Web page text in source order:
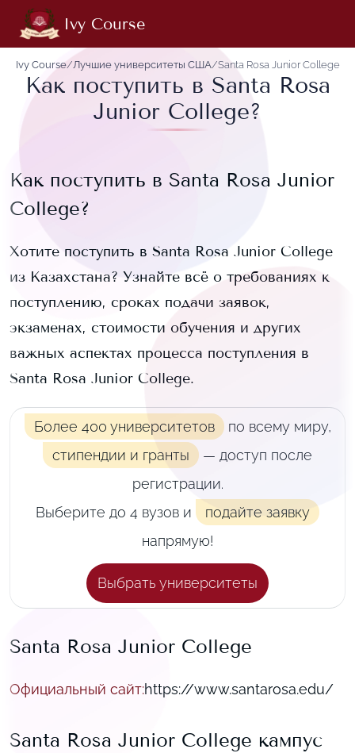
Ivy Course
Ivy Course/Лучшие университеты США/Santa Rosa Junior College
Как поступить в Santa Rosa
Junior College?
Как поступить в Santa Rosa Junior
College?
Хотите поступить в Santa Rosa Junior College
из Казахстана? Узнайте всё о требованиях к
поступлению, сроках подачи заявок,
экзаменах, стоимости обучения и других
важных аспектах процесса поступления в
Santa Rosa Junior College.
Более 400 университетов по всему миру,
стипендии и гранты
— доступ после
регистрации.
Выберите до 4 вузов и
подайте заявку
напрямую!
Выбрать университеты
Santa Rosa Junior College
Официальный сайт:https://www.santarosa.edu/
Santa Rosa Junior College кампус